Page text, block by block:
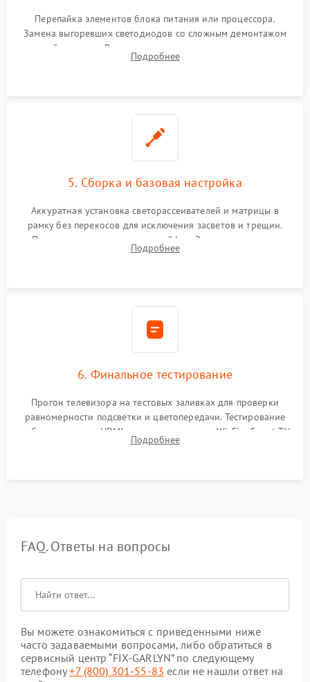
Перепайка элементов блока питания или процессора.
Замена выгоревших светодиодов со сложным демонтажом
хрупкой матрицы. Восстановление поврежденных дорожек,
прошивка микросхем памяти EEPROM
Подробнее
5. Сборка и базовая настройка
Аккуратная установка светорассеивателей и матрицы в
рамку без перекосов для исключения засветов и трещин.
Подключение внутренних шлейфов. Закрытие корпуса.
Сброс настроек и обновление программного обеспечения.
Подробнее
6. Финальное тестирование
Прогон телевизора на тестовых заливках для проверки
равномерности подсветки и цветопередачи. Тестирование
работы разъемов HDMI, динамиков, модуля Wi-Fi и Smart TV
в рабочем режиме в течение нескольких часов.
Подробнее
FAQ. Ответы на вопросы
Вы можете ознакомиться с приведенными ниже
часто задаваемыми вопросами, либо обратиться в
сервисный центр “FIX-GARLYN” по следующему
телефону+7 (800) 301-55-83 если не нашли ответ на